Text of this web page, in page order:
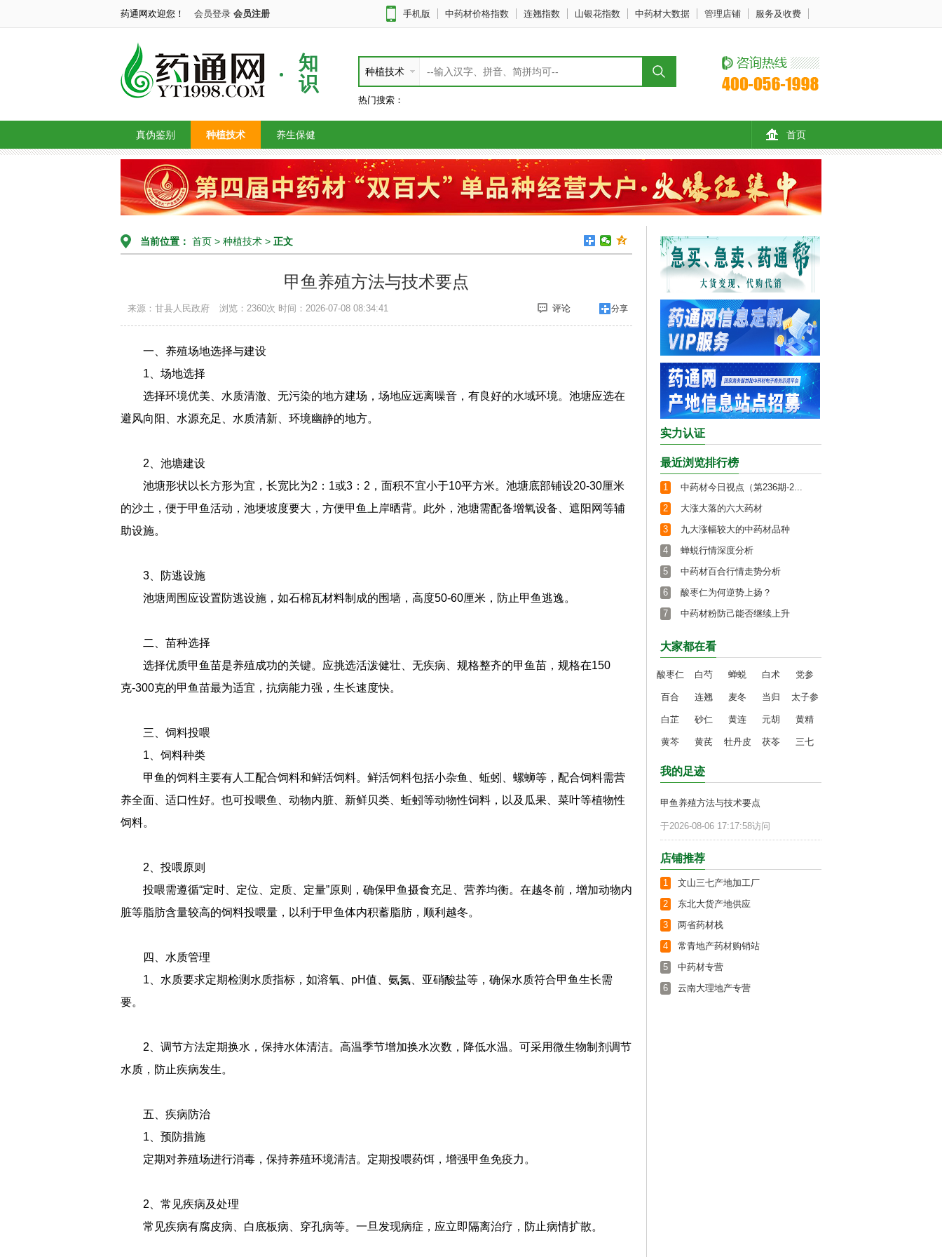
药通网欢迎您！ 会员登录 会员注册 手机版 中药材价格指数 连翘指数 山银花指数 中药材大数据 管理店铺 服务及收费
知
识
种植技术
热门搜索：
首页
真伪鉴别 种植技术 养生保健
当前位置： 首页 > 种植技术 > 正文
甲鱼养殖方法与技术要点
来源：甘县人民政府 浏览：2360次 时间：2026-07-08 08:34:41 评论 分享
一、养殖场地选择与建设
1、场地选择
选择环境优美、水质清澈、无污染的地方建场，场地应远离噪音，有良好的水域环境。池塘应选在
避风向阳、水源充足、水质清新、环境幽静的地方。
2、池塘建设
池塘形状以长方形为宜，长宽比为2：1或3：2，面积不宜小于10平方米。池塘底部铺设20-30厘米
的沙土，便于甲鱼活动，池埂坡度要大，方便甲鱼上岸晒背。此外，池塘需配备增氧设备、遮阳网等辅
助设施。
3、防逃设施
池塘周围应设置防逃设施，如石棉瓦材料制成的围墙，高度50-60厘米，防止甲鱼逃逸。
二、苗种选择
选择优质甲鱼苗是养殖成功的关键。应挑选活泼健壮、无疾病、规格整齐的甲鱼苗，规格在150
克-300克的甲鱼苗最为适宜，抗病能力强，生长速度快。
三、饲料投喂
1、饲料种类
甲鱼的饲料主要有人工配合饲料和鲜活饲料。鲜活饲料包括小杂鱼、蚯蚓、螺蛳等，配合饲料需营
养全面、适口性好。也可投喂鱼、动物内脏、新鲜贝类、蚯蚓等动物性饲料，以及瓜果、菜叶等植物性
饲料。
2、投喂原则
投喂需遵循“定时、定位、定质、定量”原则，确保甲鱼摄食充足、营养均衡。在越冬前，增加动物内
脏等脂肪含量较高的饲料投喂量，以利于甲鱼体内积蓄脂肪，顺利越冬。
四、水质管理
1、水质要求定期检测水质指标，如溶氧、pH值、氨氮、亚硝酸盐等，确保水质符合甲鱼生长需
要。
2、调节方法定期换水，保持水体清洁。高温季节增加换水次数，降低水温。可采用微生物制剂调节
水质，防止疾病发生。
五、疾病防治
1、预防措施
定期对养殖场进行消毒，保持养殖环境清洁。定期投喂药饵，增强甲鱼免疫力。
2、常见疾病及处理
常见疾病有腐皮病、白底板病、穿孔病等。一旦发现病症，应立即隔离治疗，防止病情扩散。
实力认证
最近浏览排行榜
1
中药材今日视点（第236期-2...
2
大涨大落的六大药材
3
九大涨幅较大的中药材品种
4
蝉蜕行情深度分析
5
中药材百合行情走势分析
6
酸枣仁为何逆势上扬？
7
中药材粉防己能否继续上升
大家都在看
酸枣仁 白芍 蝉蜕 白术 党参
百合 连翘 麦冬 当归 太子参
白芷 砂仁 黄连 元胡 黄精
黄芩 黄芪 牡丹皮 茯苓 三七
我的足迹
甲鱼养殖方法与技术要点
于2026-08-06 17:17:58访问
店铺推荐
1
文山三七产地加工厂
2
东北大货产地供应
3
两省药材栈
4
常青地产药材购销站
5
中药材专营
6
云南大理地产专营